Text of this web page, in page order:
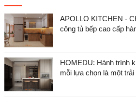
APOLLO KITCHEN -
công tủ bếp cao cấp
HOMEDU: Hành trình
mỗi lựa chọn là một trải